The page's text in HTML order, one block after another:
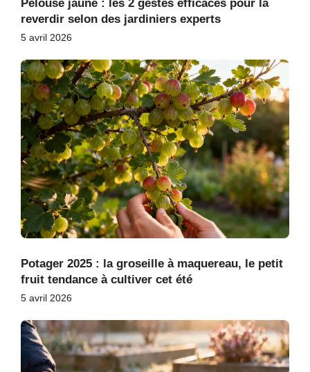
Pelouse jaune : les 2 gestes efficaces pour la
reverdir selon des jardiniers experts
5 avril 2026
Potager 2025 : la groseille à maquereau, le petit
fruit tendance à cultiver cet été
5 avril 2026